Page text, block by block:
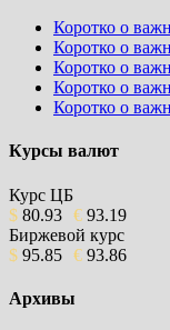
Коротко о
Коротко о
Коротко о
Коротко о
Коротко о
Курсы валют
Курс ЦБ
$ 80.93 € 93.19
Биржевой курс
$ 95.85 € 93.86
Архивы